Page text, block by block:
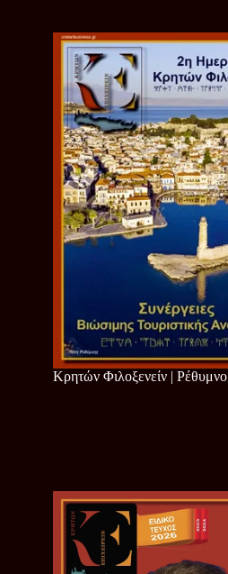
Κρητών Φιλοξενείν | Ρέθυμνο